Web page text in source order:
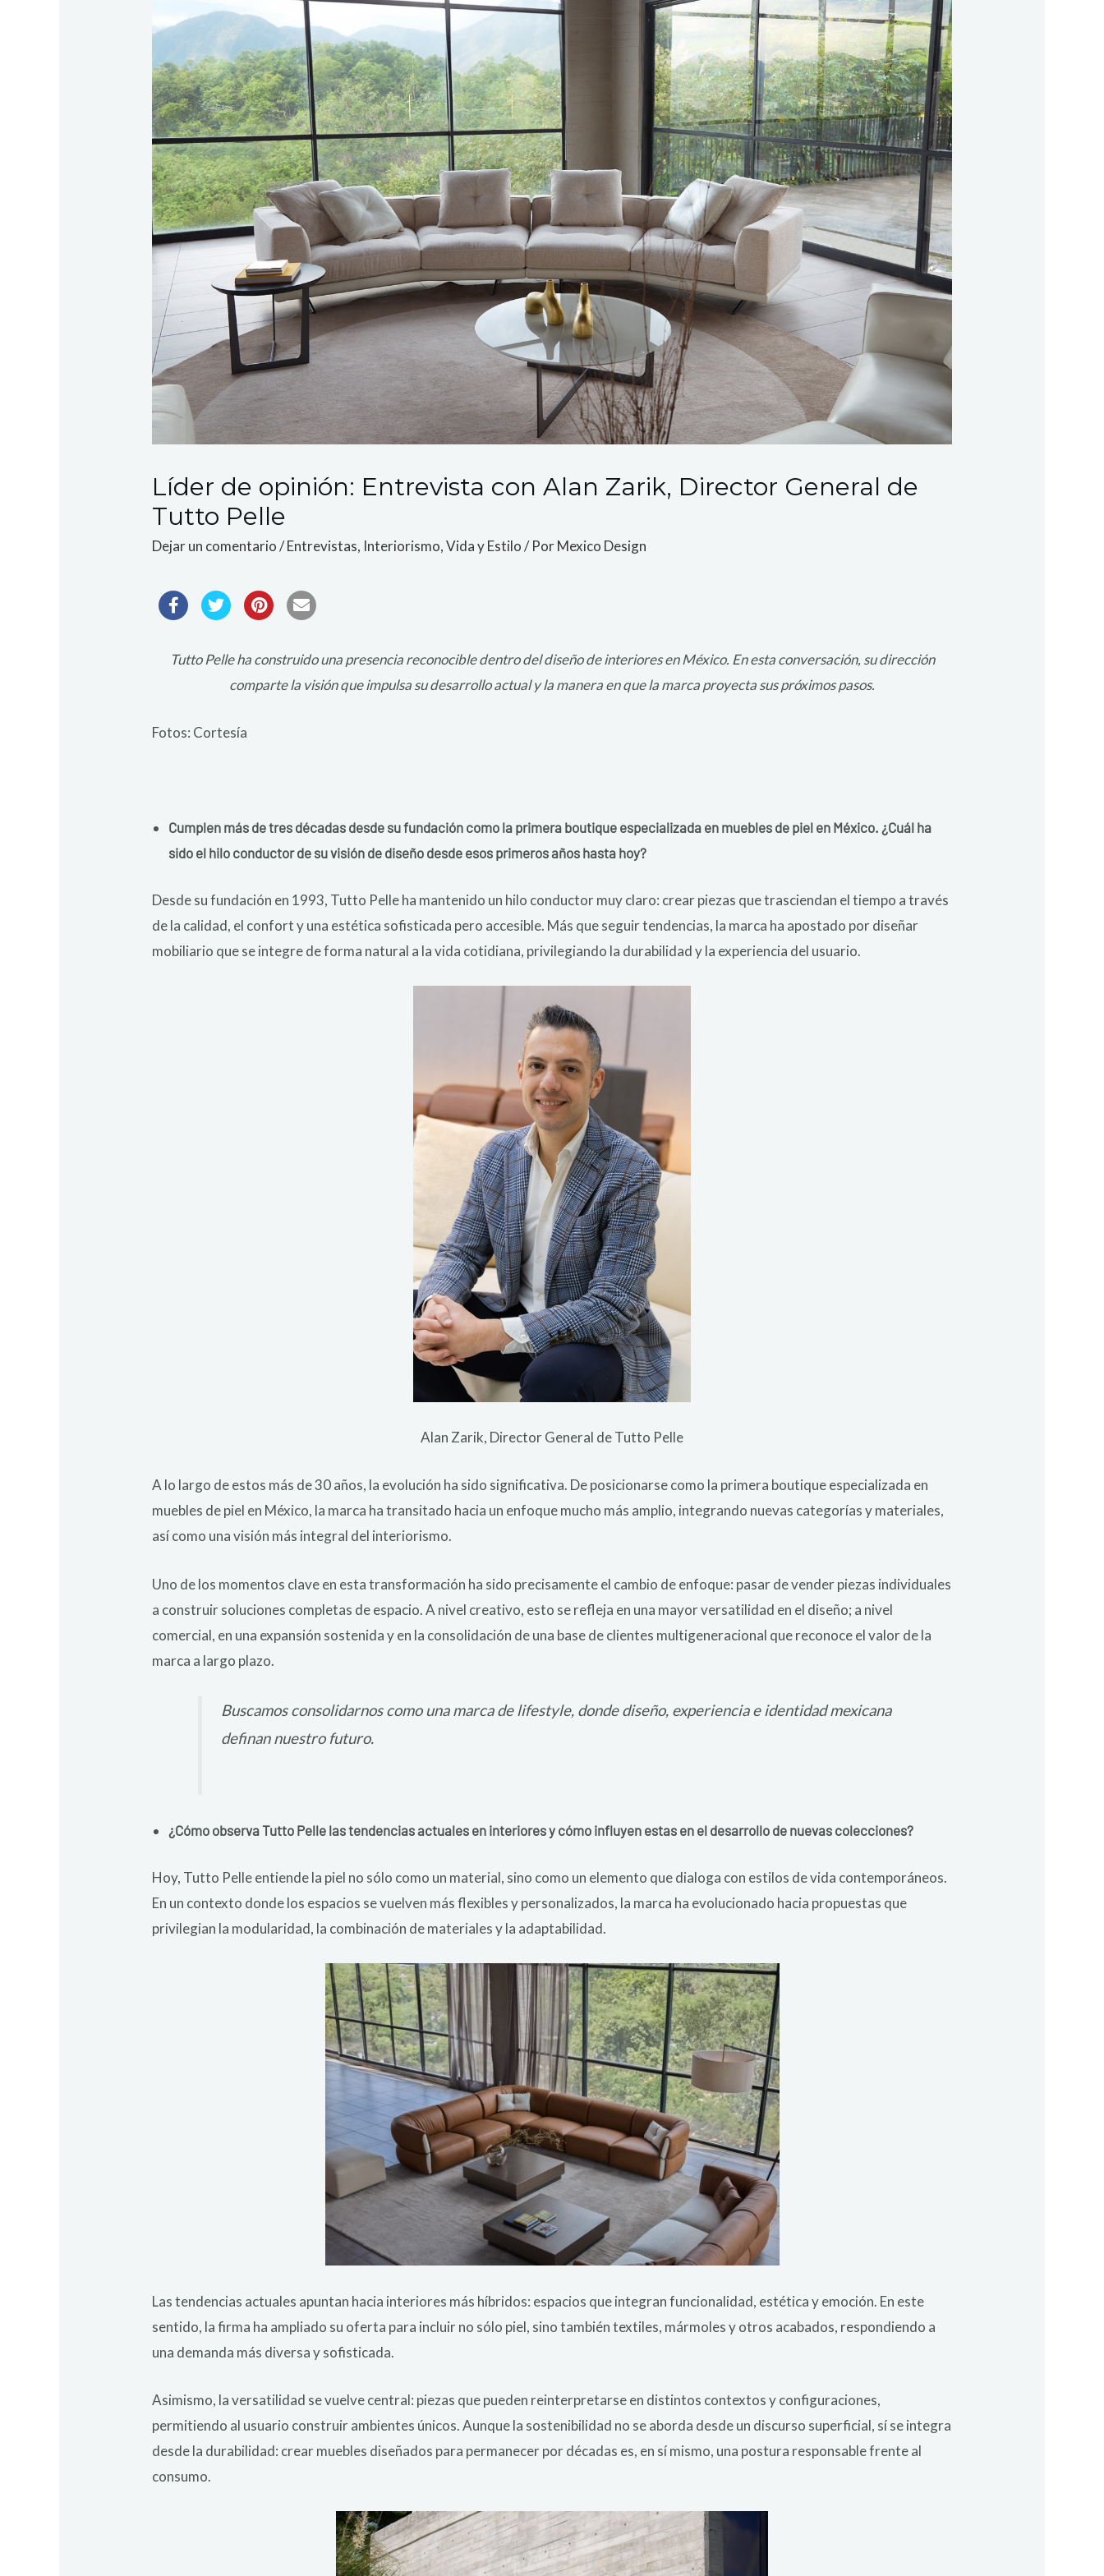
Líder de opinión: Entrevista con Alan Zarik, Director General de
Tutto Pelle
Dejar un comentario /Entrevistas, Interiorismo,Vida y Estilo/ PorMexico Design
Tutto Pelle ha construido una presencia reconocible dentro del diseño de interiores en México. En esta conversación, su dirección
comparte la visión que impulsa su desarrollo actual y la manera en que la marca proyecta sus próximos pasos.
Fotos: Cortesía
Cumplen más de tres décadas desde su fundación como la primera boutique especializada en muebles de piel en México. ¿Cuál ha
sido el hilo conductor de su visión de diseño desde esos primeros años hasta hoy?
Desde su fundación en 1993, Tutto Pelle ha mantenido un hilo conductor muy claro: crear piezas que trasciendan el tiempo a través
de la calidad, el confort y una estética sofisticada pero accesible. Más que seguir tendencias, la marca ha apostado por diseñar
mobiliario que se integre de forma natural a la vida cotidiana, privilegiando la durabilidad y la experiencia del usuario.
Alan Zarik, Director General de Tutto Pelle
A lo largo de estos más de 30 años, la evolución ha sido significativa. De posicionarse como la primera boutique especializada en
muebles de piel en México, la marca ha transitado hacia un enfoque mucho más amplio, integrando nuevas categorías y materiales,
así como una visión más integral del interiorismo.
Uno de los momentos clave en esta transformación ha sido precisamente el cambio de enfoque: pasar de vender piezas individuales
a construir soluciones completas de espacio. A nivel creativo, esto se refleja en una mayor versatilidad en el diseño; a nivel
comercial, en una expansión sostenida y en la consolidación de una base de clientes multigeneracional que reconoce el valor de la
marca a largo plazo.
Buscamos consolidarnos como una marca de lifestyle, donde diseño, experiencia e identidad mexicana
definan nuestro futuro.
¿Cómo observa Tutto Pelle las tendencias actuales en interiores y cómo influyen estas en el desarrollo de nuevas colecciones?
Hoy, Tutto Pelle entiende la piel no sólo como un material, sino como un elemento que dialoga con estilos de vida contemporáneos.
En un contexto donde los espacios se vuelven más flexibles y personalizados, la marca ha evolucionado hacia propuestas que
privilegian la modularidad, la combinación de materiales y la adaptabilidad.
Las tendencias actuales apuntan hacia interiores más híbridos: espacios que integran funcionalidad, estética y emoción. En este
sentido, la firma ha ampliado su oferta para incluir no sólo piel, sino también textiles, mármoles y otros acabados, respondiendo a
una demanda más diversa y sofisticada.
Asimismo, la versatilidad se vuelve central: piezas que pueden reinterpretarse en distintos contextos y configuraciones,
permitiendo al usuario construir ambientes únicos. Aunque la sostenibilidad no se aborda desde un discurso superficial, sí se integra
desde la durabilidad: crear muebles diseñados para permanecer por décadas es, en sí mismo, una postura responsable frente al
consumo.